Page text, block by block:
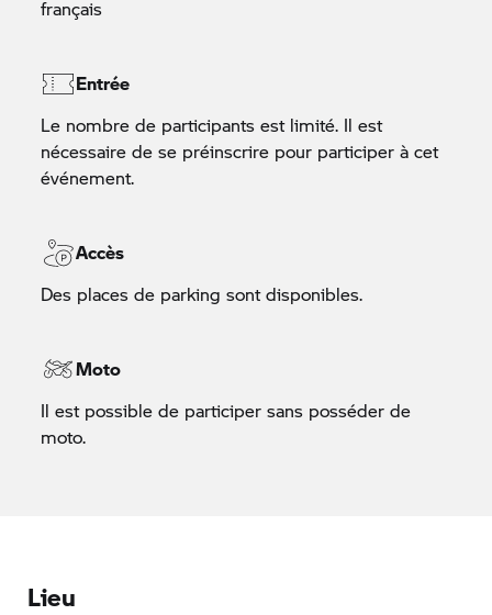
français
Entrée
Le nombre de participants est limité. Il est
nécessaire de se préinscrire pour participer à cet
événement.
Accès
Des places de parking sont disponibles.
Moto
Il est possible de participer sans posséder de
moto.
Lieu